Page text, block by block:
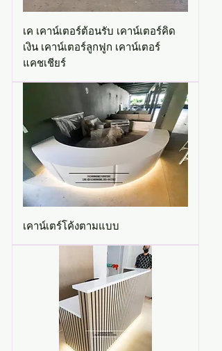
เค เคาน์เตอร์ต้อนรับ เคาน์เตอร์คิด
เงิน เคาน์เตอร์ลูกฟูก เคาน์เตอร์
แคชเชียร์
เคาน์เตร์โค้งตามแบบ